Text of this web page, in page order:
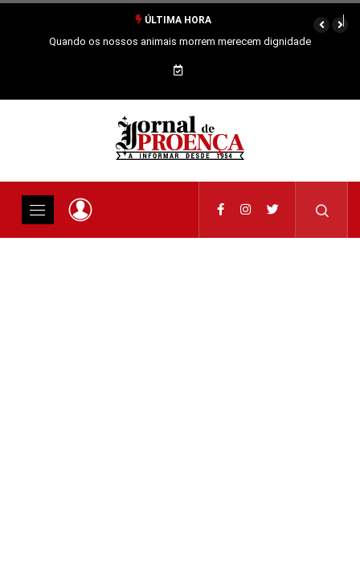
ÚLTIMA HORA
Quando os nossos animais morrem merecem dignidade